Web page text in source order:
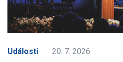
Události 20. 7. 2026